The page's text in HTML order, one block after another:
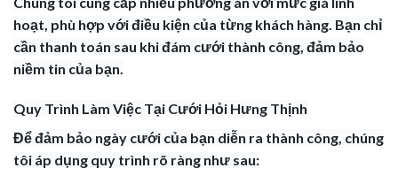
hoạt, phù hợp với điều kiện của từng khách hàng. Bạn chỉ
cần thanh toán sau khi đám cưới thành công, đảm bảo
niềm tin của bạn.
Quy Trình Làm Việc Tại Cưới Hỏi Hưng Thịnh
Để đảm bảo ngày cưới của bạn diễn ra thành công, chúng
tôi áp dụng quy trình rõ ràng như sau: